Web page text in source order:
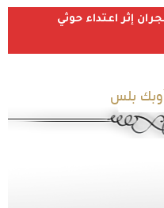
مدنيًا في نجران إثر اعتداء حوثي
بلس